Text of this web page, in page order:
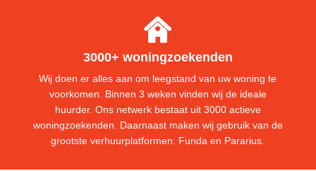
3000+ woningzoekenden
Wij doen er alles aan om leegstand van uw woning te
voorkomen. Binnen 3 weken vinden wij de ideale
huurder. Ons netwerk bestaat uit 3000 actieve
woningzoekenden. Daarnaast maken wij gebruik van de
grootste verhuurplatformen: Funda en Pararius.